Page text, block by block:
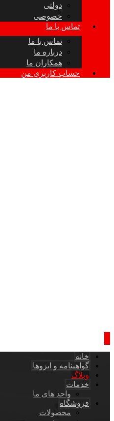
دولتی
خصوصی
تماس با ما
تماس با ما
درباره ما
همکاران ما
حساب کاربری من
خانه
گواهینامه و ایزوها
وبلاگ
خدمات
واحد های ما
فروشگاه
محصولات